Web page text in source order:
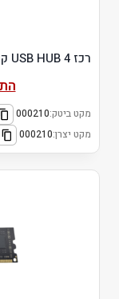
רכז 4 USB HUB קופסה לבנה XPOWER
מקט ביטק:000210
מקט יצרן:000210